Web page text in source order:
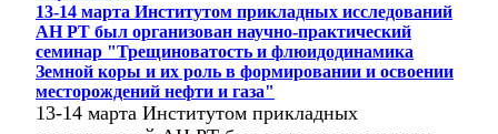
13-14 марта Институтом прикладных исследований
АН РТ был организован научно-практический
семинар "Трещиноватость и флюидодинамика
Земной коры и их роль в формировании и освоении
месторождений нефти и газа"
13-14 марта Институтом прикладных